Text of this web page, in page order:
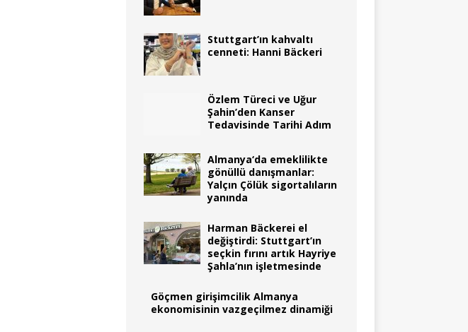
Stuttgart’ın kahvaltı
cenneti: Hanni Bäckeri
Özlem Türeci ve Uğur
Şahin’den Kanser
Tedavisinde Tarihi Adım
Almanya‘da emeklilikte
gönüllü danışmanlar:
Yalçın Çölük sigortalıların
yanında
Harman Bäckerei el
değiştirdi: Stuttgart’ın
seçkin fırını artık Hayriye
Şahla’nın işletmesinde
Göçmen girişimcilik Almanya
ekonomisinin vazgeçilmez dinamiği